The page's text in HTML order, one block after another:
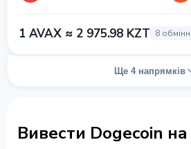
1 AVAX ≈ 2 975.98 KZT 8
Ще 4 напрямків
Вивести Dogecoin